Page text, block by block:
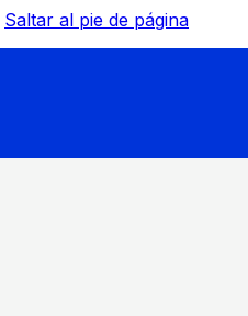
Saltar al pie de página